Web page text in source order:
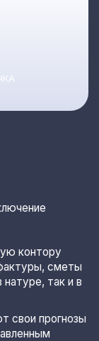
контору
сметы
так и в
свои прогнозы